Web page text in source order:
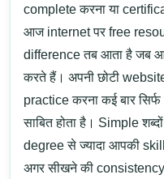
complete करना या
आज internet पर free
difference तब आता है जब
करते हैं। अपनी छोटी
practice करना कई बार
साबित होता है। Simple
degree से ज्यादा आपकी
अगर सीखने की